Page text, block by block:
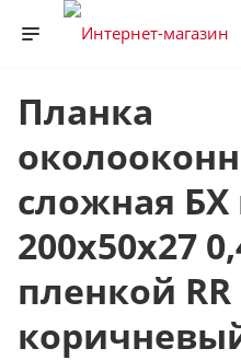
Планка
сложная БХ
200х50х27
пленкой